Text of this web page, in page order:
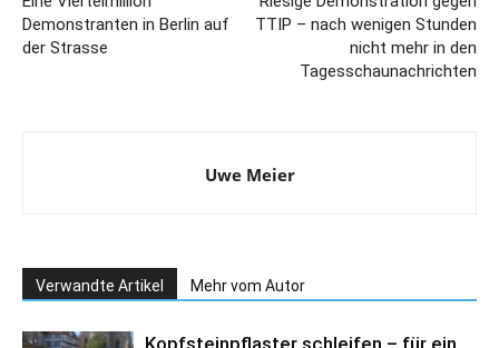
Demonstranten in Berlin auf
der Strasse
TTIP – nach wenigen Stunden
nicht mehr in den
Tagesschaunachrichten
Uwe Meier
Verwandte Artikel Mehr vom Autor
Kopfsteinpflaster schleifen – für ein